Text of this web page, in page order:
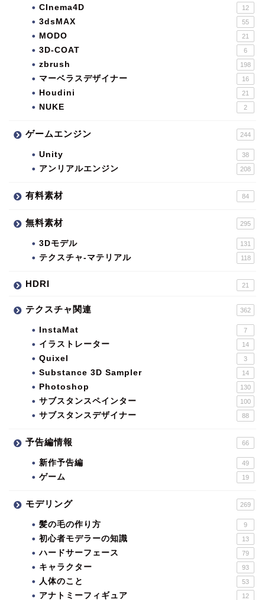
CInema4D 12
3dsMAX 55
MODO 21
3D-COAT 6
zbrush 198
マーベラスデザイナー 16
Houdini 21
NUKE 2
ゲームエンジン 244
Unity 38
アンリアルエンジン 208
有料素材 84
無料素材 295
3Dモデル 131
テクスチャ-マテリアル 118
HDRI 21
テクスチャ関連 362
InstaMat 7
イラストレーター 14
Quixel 3
Substance 3D Sampler 14
Photoshop 130
サブスタンスペインター 100
サブスタンスデザイナー 88
予告編情報 66
新作予告編 49
ゲーム 19
モデリング 269
髪の毛の作り方 9
初心者モデラーの知識 13
ハードサーフェース 79
キャラクター 93
人体のこと 53
アナトミーフィギュア 12